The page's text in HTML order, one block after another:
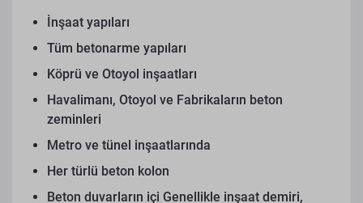
İnşaat yapıları
Tüm betonarme yapıları
Köprü ve Otoyol inşaatları
Havalimanı, Otoyol ve Fabrikaların beton
zeminleri
Metro ve tünel inşaatlarında
Her türlü beton kolon
Beton duvarların içi Genellikle inşaat demiri,